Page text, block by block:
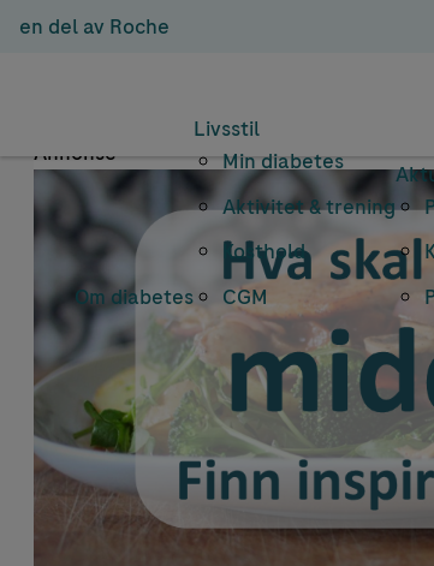
en del av Roche
Om diabetes
Livsstil
Min diabetes
Aktivitet & trening
Kosthold
CGM
Annonse